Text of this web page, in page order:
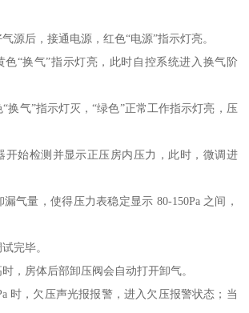
源后，接通电源，红色“电源”指示灯亮。
色“换气”指示灯亮，此时自控系统进入换气阶
换气”指示灯灭，“绿色”正常工作指示灯亮，压
开始检测并显示正压房内压力，此时，微调进
气量，使得压力表稳定显示 80-150Pa 之间，
完毕。
，房体后部卸压阀会自动打开卸气。
时，欠压声光报报警，进入欠压报警状态；当